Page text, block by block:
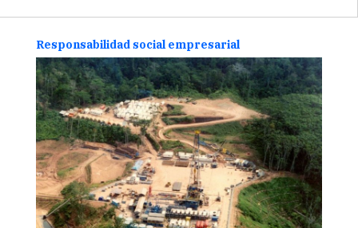
entidades se…Continuar
Responsabilidad social empresarial